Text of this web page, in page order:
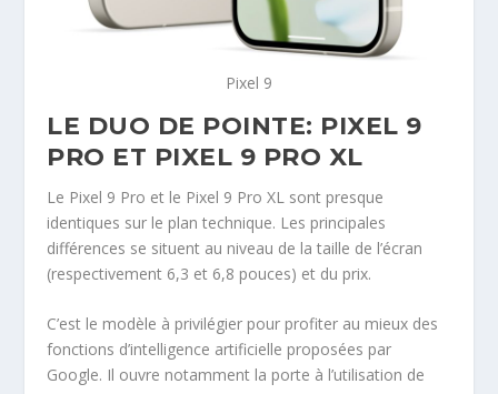
Pixel 9
LE DUO DE POINTE: PIXEL 9
PRO ET PIXEL 9 PRO XL
Le Pixel 9 Pro et le Pixel 9 Pro XL sont presque
identiques sur le plan technique. Les principales
différences se situent au niveau de la taille de l’écran
(respectivement 6,3 et 6,8 pouces) et du prix.
C’est le modèle à privilégier pour profiter au mieux des
fonctions d’intelligence artificielle proposées par
Google. Il ouvre notamment la porte à l’utilisation de